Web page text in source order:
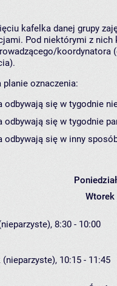
kafelka danej grupy
Pod niektórymi z nich
koordynatora
planie oznaczenia:
odbywają się w tygodnie
odbywają się w tygodnie
odbywają się w inny
Wtorek
8:30 - 10:00
10:15 - 11:45